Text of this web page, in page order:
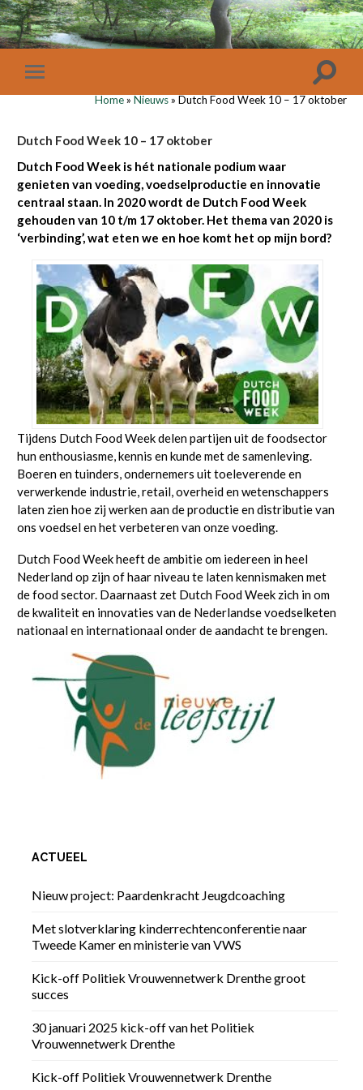
Home» Nieuws» Dutch Food Week 10 – 17 oktober
Dutch Food Week 10 – 17 oktober
Dutch Food Week is hét nationale podium waar
genieten van voeding, voedselproductie en innovatie
centraal staan. In 2020 wordt de Dutch Food Week
gehouden van 10 t/m 17 oktober. Het thema van 2020 is
‘verbinding’, wat eten we en hoe komt het op mijn bord?
Tijdens Dutch Food Week delen partijen uit de foodsector
hun enthousiasme, kennis en kunde met de samenleving.
Boeren en tuinders, ondernemers uit toeleverende en
verwerkende industrie, retail, overheid en wetenschappers
laten zien hoe zij werken aan de productie en distributie van
ons voedsel en het verbeteren van onze voeding.
Dutch Food Week heeft de ambitie om iedereen in heel
Nederland op zijn of haar niveau te laten kennismaken met
de food sector. Daarnaast zet Dutch Food Week zich in om
de kwaliteit en innovaties van de Nederlandse voedselketen
nationaal en internationaal onder de aandacht te brengen.
ACTUEEL
Nieuw project: Paardenkracht Jeugdcoaching
Met slotverklaring kinderrechtenconferentie naar
Tweede Kamer en ministerie van VWS
Kick-off Politiek Vrouwennetwerk Drenthe groot
succes
30 januari 2025 kick-off van het Politiek
Vrouwennetwerk Drenthe
Kick-off Politiek Vrouwennetwerk Drenthe